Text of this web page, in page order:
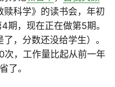
赎科学》的读书会，年初
4期，现在正在做第5期。
，分数还没给学生）。
，工作量比起从前一年
了。